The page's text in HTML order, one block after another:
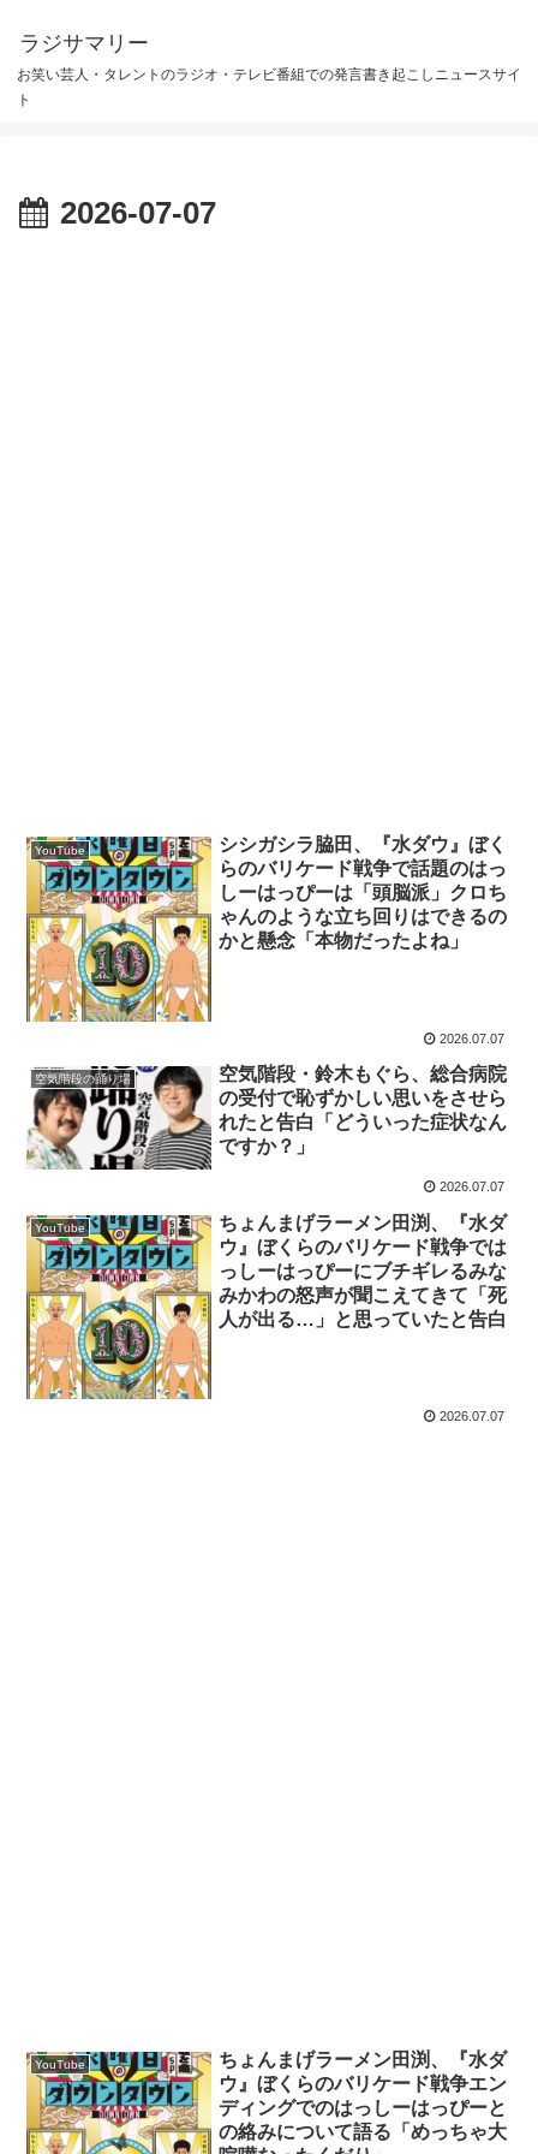
ラジサマリー
お笑い芸人・タレントのラジオ・テレビ番組での発言書き起こしニュースサイ
ト
2026-07-07
YouTube
シシガシラ脇田、『水ダウ』ぼく
らのバリケード戦争で話題のはっ
しーはっぴーは「頭脳派」クロち
ゃんのような立ち回りはできるの
かと懸念「本物だったよね」
2026.07.07
空気階段の踊り場
空気階段・鈴木もぐら、総合病院
の受付で恥ずかしい思いをさせら
れたと告白「どういった症状なん
ですか？」
2026.07.07
YouTube
ちょんまげラーメン田渕、『水ダ
ウ』ぼくらのバリケード戦争では
っしーはっぴーにブチギレるみな
みかわの怒声が聞こえてきて「死
人が出る…」と思っていたと告白
2026.07.07
YouTube
ちょんまげラーメン田渕、『水ダ
ウ』ぼくらのバリケード戦争エン
ディングでのはっしーはっぴーと
の絡みについて語る「めっちゃ大